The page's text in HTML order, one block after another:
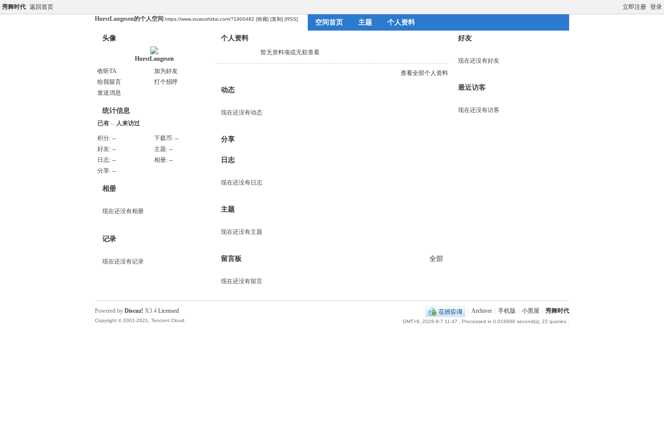
立即注册 登录
秀舞时代 返回首页
HurstLaugesen的个人空间 https://www.xiuwushidai.com/?1900482 [收藏] [复制] [RSS] 空间首页 主题 个人资料
头像
HurstLaugesen
收听TA
加为好友
给我留言
打个招呼
发送消息
统计信息
已有 -- 人来访过
积分: -- 下载币: --
好友: -- 主题: --
日志: -- 相册: --
分享: --
相册
现在还没有相册
记录
现在还没有记录
个人资料
暂无资料项或无权查看
查看全部个人资料
动态
现在还没有动态
分享
日志
现在还没有日志
主题
现在还没有主题
留言板 全部
现在还没有留言
好友
现在还没有好友
最近访客
现在还没有访客
Archiver 手机版 小黑屋 秀舞时代
GMT+8, 2026-8-7 11:47 , Processed in 0.016998 second(s), 22 queries .
Powered by Discuz! X3.4 Licensed
Copyright © 2001-2021, Tencent Cloud.